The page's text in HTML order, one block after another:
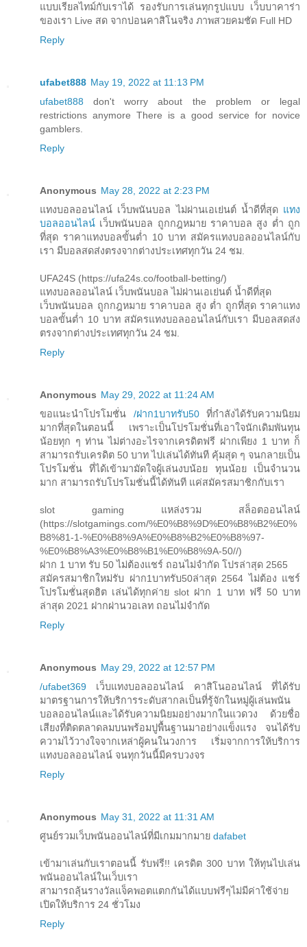
แบบเรียลไทม์กับเราได้ รองรับการเล่นทุกรูปแบบ เว็บบาคาร่า
ของเรา Live สด จากบ่อนคาสิโนจริง ภาพสวยคมชัด Full HD
Reply
ufabet888 May 19, 2022 at 11:13 PM
ufabet888 don't worry about the problem or legal
restrictions anymore There is a good service for novice
gamblers.
Reply
Anonymous May 28, 2022 at 2:23 PM
แทงบอลออนไลน์ เว็บพนันบอล ไม่ผ่านเอเย่นต์ น้ำดีที่สุด แทง
บอลออนไลน์ เว็บพนันบอล ถูกกฎหมาย ราคาบอล สูง ต่ำ ถูก
ที่สุด ราคาแทงบอลขั้นต่ำ 10 บาท สมัครแทงบอลออนไลน์กับ
เรา มีบอลสดส่งตรงจากต่างประเทศทุกวัน 24 ชม.
UFA24S (https://ufa24s.co/football-betting/)
แทงบอลออนไลน์ เว็บพนันบอล ไม่ผ่านเอเย่นต์ น้ำดีที่สุด
เว็บพนันบอล ถูกกฎหมาย ราคาบอล สูง ต่ำ ถูกที่สุด ราคาแทง
บอลขั้นต่ำ 10 บาท สมัครแทงบอลออนไลน์กับเรา มีบอลสดส่ง
ตรงจากต่างประเทศทุกวัน 24 ชม.
Reply
Anonymous May 29, 2022 at 11:24 AM
ขอแนะนำโปรโมชั่น /ฝาก1บาทรับ50ที่กำลังได้รับความนิยม
มากที่สุดในตอนนี้ เพราะเป็นโปรโมชั่นที่เอาใจนักเดิมพันทุน
น้อยทุก ๆ ท่าน ไม่ต่างอะไรจากเครดิตฟรี ฝากเพียง 1 บาท ก็
สามารถรับเครดิต 50 บาท ไปเล่นได้ทันที คุ้มสุด ๆ จนกลายเป็น
โปรโมชั่น ที่ได้เข้ามามัดใจผู้เล่นงบน้อย ทุนน้อย เป็นจำนวน
มาก สามารถรับโปรโมชั่นนี้ได้ทันที แค่สมัครสมาชิกกับเรา
slot gaming แหล่งรวม สล็อตออนไลน์
(https://slotgamings.com/%E0%B8%9D%E0%B8%B2%E0%
B8%81-1-%E0%B8%9A%E0%B8%B2%E0%B8%97-
%E0%B8%A3%E0%B8%B1%E0%B8%9A-50//)
ฝาก 1 บาท รับ 50 ไม่ต้องแชร์ ถอนไม่จำกัด โปรล่าสุด 2565
สมัครสมาชิกใหม่รับ ฝาก1บาทรับ50ล่าสุด 2564 ไม่ต้อง แชร์
โปรโมชั่นสุดฮิต เล่นได้ทุกค่าย slot ฝาก 1 บาท ฟรี 50 บาท
ล่าสุด 2021 ฝากผ่านวอเลท ถอนไม่จำกัด
Reply
Anonymous May 29, 2022 at 12:57 PM
/ufabet369 เว็บแทงบอลออนไลน์ คาสิโนออนไลน์ ที่ได้รับ
มาตรฐานการให้บริการระดับสากลเป็นที่รู้จักในหมู่ผู้เล่นพนัน
บอลออนไลน์และได้รับความนิยมอย่างมากในแวดวง ด้วยชื่อ
เสียงที่ติดตลาดลมบนพร้อมปูพื้นฐานมาอย่างแข็งแรง จนได้รับ
ความไว้วางใจจากเหล่าผู้คนในวงการ เริ่มจากการให้บริการ
แทงบอลออนไลน์ จนทุกวันนี้มีครบวงจร
Reply
Anonymous May 31, 2022 at 11:31 AM
ศูนย์รวมเว็บพนันออนไลน์ที่มีเกมมากมาย dafabet
เข้ามาเล่นกับเราตอนนี้ รับฟรี!! เครดิต 300 บาท ให้ทุนไปเล่น
พนันออนไลน์ในเว็บเรา
สามารถลุ้นรางวัลแจ็คพอตแตกกันได้แบบฟรีๆไม่มีค่าใช้จ่าย
เปิดให้บริการ 24 ชั่วโมง
Reply